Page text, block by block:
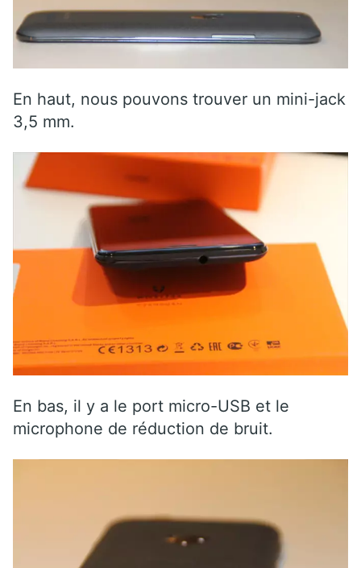
En haut, nous pouvons trouver un mini-jack
3,5 mm.
En bas, il y a le port micro-USB et le
microphone de réduction de bruit.